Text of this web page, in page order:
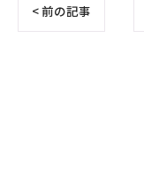
< 前の記事